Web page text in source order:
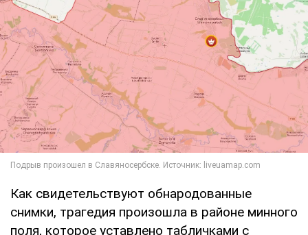
Как свидетельствуют обнародованные
снимки, трагедия произошла в районе минного
поля, которое уставлено табличками с